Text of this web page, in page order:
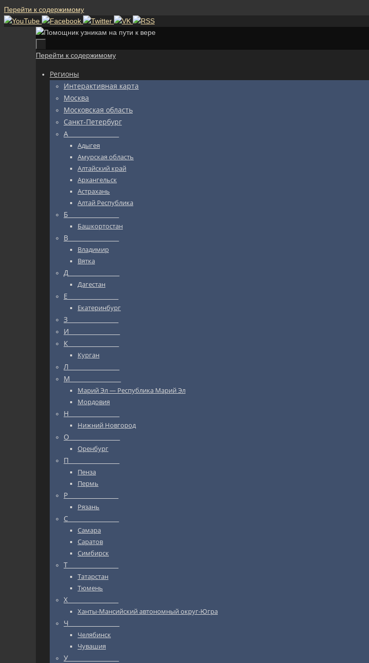
Перейти к содержимому
Перейти к содержимому
Регионы
Интерактивная карта
Москва
Московская область
Санкт-Петербург
А_________________
Адыгея
Амурская область
Алтайский край
Архангельск
Астрахань
Алтай Республика
Б_________________
Башкортостан
В_________________
Владимир
Вятка
Д_________________
Дагестан
Е_________________
Екатеринбург
З_________________
И_________________
К_________________
Курган
Л_________________
М_________________
Марий Эл — Республика Марий Эл
Мордовия
Н_________________
Нижний Новгород
О_________________
Оренбург
П_________________
Пенза
Пермь
Р_________________
Рязань
С_________________
Самара
Саратов
Симбирск
Т_________________
Татарстан
Тюмень
Х_________________
Ханты-Мансийский автономный округ-Югра
Ч_________________
Челябинск
Чувашия
У_________________